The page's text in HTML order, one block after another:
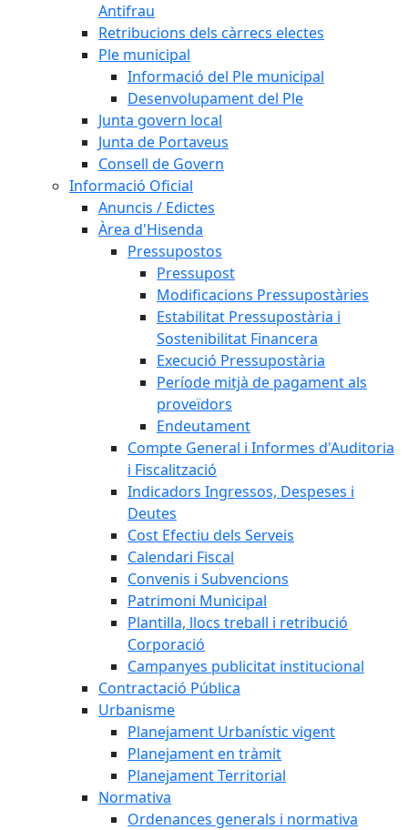
Antifrau
Retribucions dels càrrecs electes
Ple municipal
Informació del Ple municipal
Desenvolupament del Ple
Junta govern local
Junta de Portaveus
Consell de Govern
Informació Oficial
Anuncis / Edictes
Àrea d'Hisenda
Pressupostos
Pressupost
Modificacions Pressupostàries
Estabilitat Pressupostària i
Sostenibilitat Financera
Execució Pressupostària
Període mitjà de pagament als
proveïdors
Endeutament
Compte General i Informes d'Auditoria
i Fiscalització
Indicadors Ingressos, Despeses i
Deutes
Cost Efectiu dels Serveis
Calendari Fiscal
Convenis i Subvencions
Patrimoni Municipal
Plantilla, llocs treball i retribució
Corporació
Campanyes publicitat institucional
Contractació Pública
Urbanisme
Planejament Urbanístic vigent
Planejament en tràmit
Planejament Territorial
Normativa
Ordenances generals i normativa